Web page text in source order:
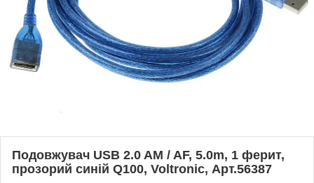
Подовжувач USB 2.0 AM / AF, 5.0m, 1 ферит,
прозорий синій Q100, Voltronic, Арт.56387